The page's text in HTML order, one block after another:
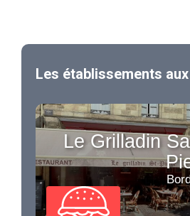
Les établissements
Le Grilladin